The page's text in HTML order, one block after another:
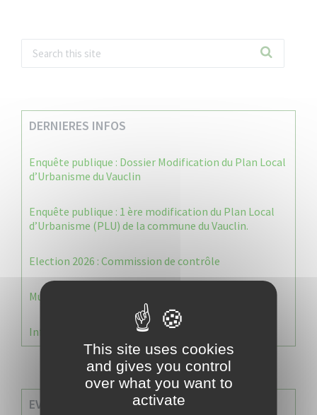
DERNIERES INFOS
Enquête publique : Dossier Modification du Plan Local
d’Urbanisme du Vauclin
Enquête publique : 1 ère modification du Plan Local
d’Urbanisme (PLU) de la commune du Vauclin.
Election 2026 : Commission de contrôle
Municipale 2026 : Transfert du Bureau de Vote n°2
Information Élections – Carte Électorale
EVENEMENTS A VENIR
This site uses cookies
and gives you control
over what you want to
activate